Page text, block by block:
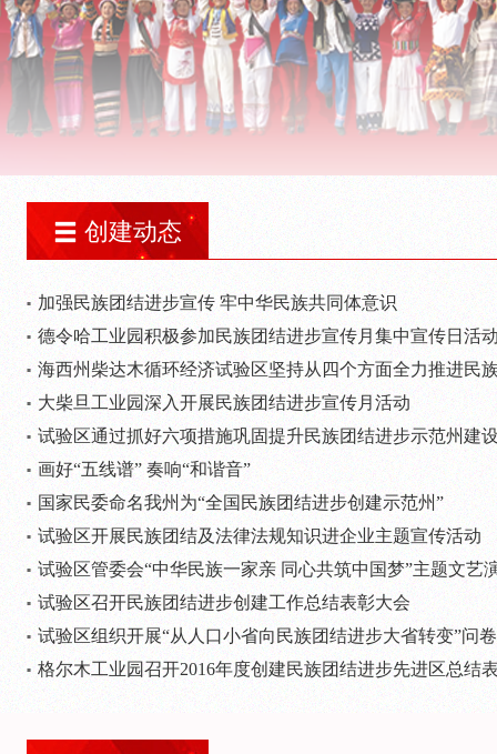
创建动态
加强民族团结进步宣传 牢中华民族共同体意识
德令哈工业园积极参加民族团结进步宣传月集中宣传日活
海西州柴达木循环经济试验区坚持从四个方面全力推进民
大柴旦工业园深入开展民族团结进步宣传月活动
试验区通过抓好六项措施巩固提升民族团结进步示范州建
画好“五线谱” 奏响“和谐音”
国家民委命名我州为“全国民族团结进步创建示范州”
试验区开展民族团结及法律法规知识进企业主题宣传活动
试验区管委会“中华民族一家亲 同心共筑中国梦”主题文艺
试验区召开民族团结进步创建工作总结表彰大会
试验区组织开展“从人口小省向民族团结进步大省转变”问
格尔木工业园召开2016年度创建民族团结进步先进区总结